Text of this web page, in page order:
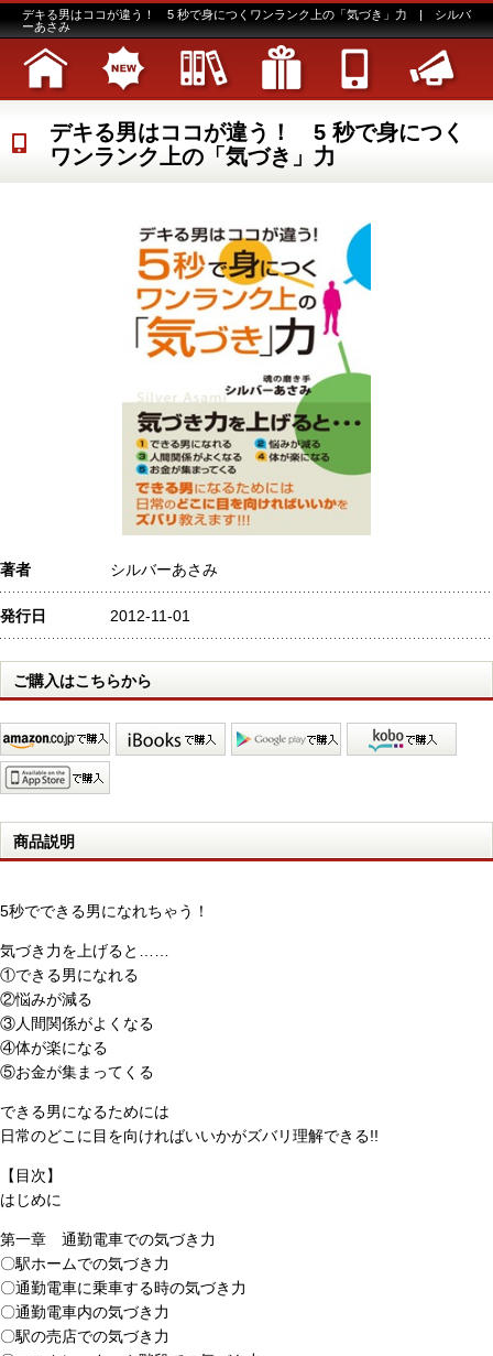
デキる男はココが違う！ 5 秒で身につくワンランク上の「気づき」力 | シルバ
ーあさみ
デキる男はココが違う！ 5 秒で身につく
ワンランク上の「気づき」力
著者 シルバーあさみ
発行日 2012-11-01
ご購入はこちらから
商品説明
5秒でできる男になれちゃう！
気づき力を上げると……
①できる男になれる
②悩みが減る
③人間関係がよくなる
④体が楽になる
⑤お金が集まってくる
できる男になるためには
日常のどこに目を向ければいいかがズバリ理解できる!!
【目次】
はじめに
第一章 通勤電車での気づき力
〇駅ホームでの気づき力
〇通勤電車に乗車する時の気づき力
〇通勤電車内の気づき力
〇駅の売店での気づき力